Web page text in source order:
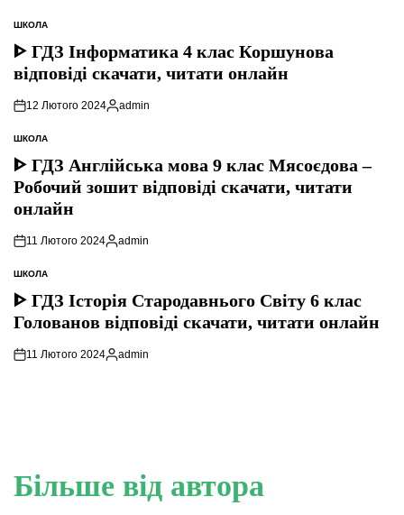
ОПУБЛІКУВАТИ
У
ШКОЛА
ᐈ ГДЗ Інформатика 4 клас Коршунова
відповіді скачати, читати онлайн
12 Лютого 2024
Опубліковано
admin
ОПУБЛІКУВАТИ
У
ШКОЛА
ᐈ ГДЗ Англійська мова 9 клас Мясоєдова –
Робочий зошит відповіді скачати, читати
онлайн
11 Лютого 2024
Опубліковано
admin
ОПУБЛІКУВАТИ
У
ШКОЛА
ᐈ ГДЗ Історія Стародавнього Свiту 6 клас
Голованов відповіді скачати, читати онлайн
11 Лютого 2024
Опубліковано
admin
Більше від автора